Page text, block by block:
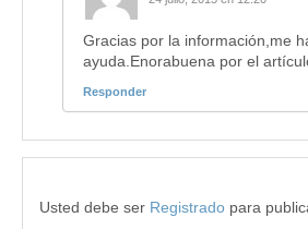
Gracias por la información,me
ayuda.Enorabuena por el
Responder
Usted debe ser Registrado para